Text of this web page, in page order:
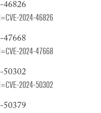
46826
2024-46826
47668
2024-47668
50302
2024-50302
50379